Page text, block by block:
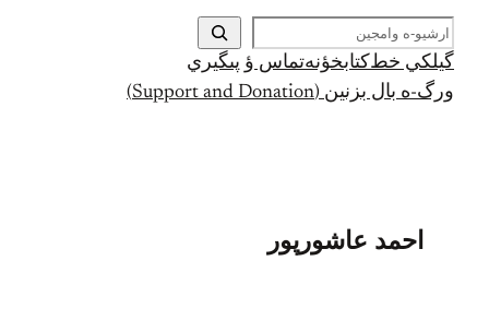
ج
س
ت
ج
گيلکي خط کتابخؤنهتماس ؤ پىگيري
ورگ-ه بال بزنين (Support and Donation)
احمد عاشورپور